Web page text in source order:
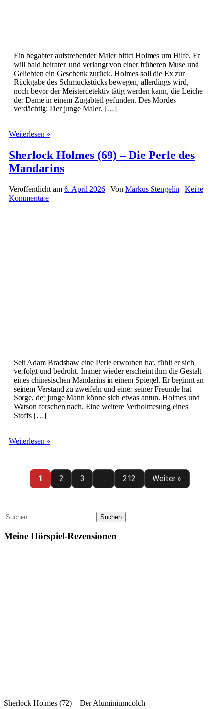
Ein begabter aufstrebender Maler bittet Holmes um Hilfe. Er
will bald heiraten und verlangt von einer früheren Muse und
Geliebten ein Geschenk zurück. Holmes soll die Ex zur
Rückgabe des Schmuckstücks bewegen, allerdings wird,
noch bevor der Meisterdetektiv tätig werden kann, die Leiche
der Dame in einem Zugabteil gefunden. Des Mordes
verdächtig: Der junge Maler. […]
Weiterlesen »
(70)
–
Die
mit
Sherlock Holmes (69) – Die Perle des
Mandarins
Veröffentlicht am 6. April 2026 | Von Markus Stengelin | Keine
Kommentare
Seit Adam Bradshaw eine Perle erworben hat, fühlt er sich
verfolgt und bedroht. Immer wieder erscheint ihm die Gestalt
eines chinesischen Mandarins in einem Spiegel. Er beginnt an
seinem Verstand zu zweifeln und einer seiner Freunde hat
Sorge, der junge Mann könne sich etwas antun. Holmes und
Watson forschen nach. Eine weitere Verholmesung eines
Stoffs […]
Weiterlesen »
Die
Perle
1 2 3 … 212 Weiter »
Suchen
nach:
Meine Hörspiel-Rezensionen
Sherlock Holmes (72) – Der Aluminiumdolch